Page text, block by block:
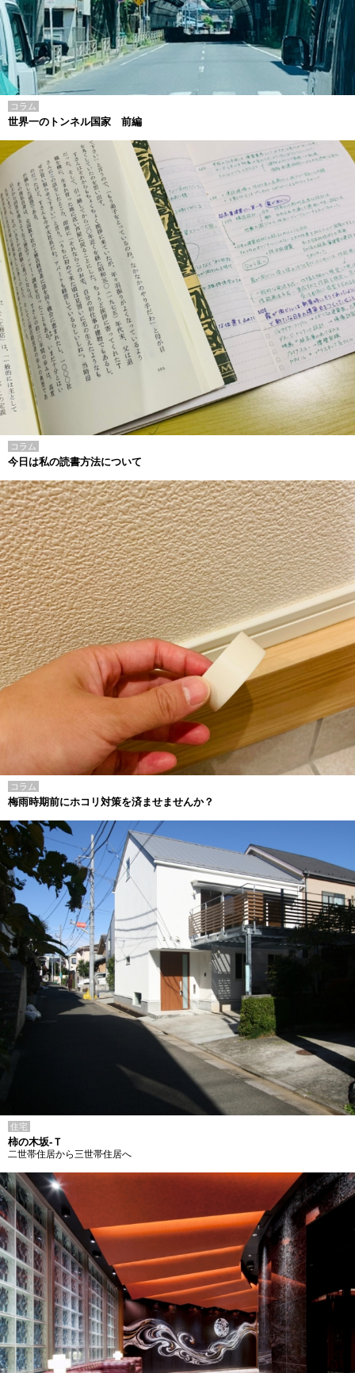
コラム
世界一のトンネル国家 前編
コラム
今日は私の読書方法について
コラム
梅雨時期前にホコリ対策を済ませませんか？
住宅
柿の木坂-Ｔ
二世帯住居から三世帯住居へ